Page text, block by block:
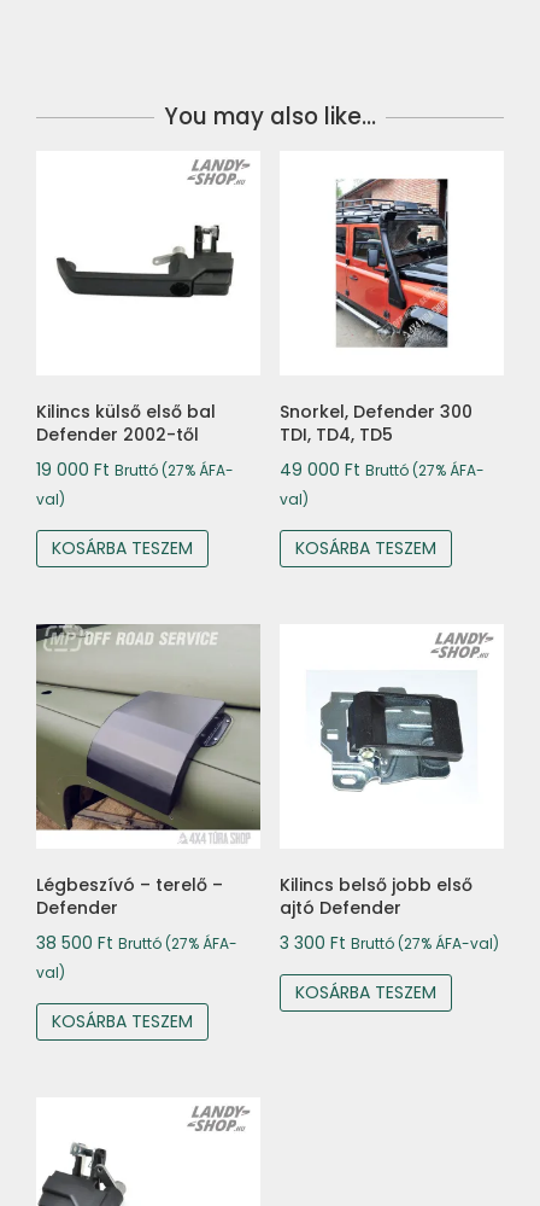
You may also like…
Kilincs külső első bal
Defender 2002-től
19 000 Ft Bruttó (27% ÁFA-
val)
KOSÁRBA TESZEM
Snorkel, Defender 300
TDI, TD4, TD5
49 000 Ft Bruttó (27% ÁFA-
val)
KOSÁRBA TESZEM
Légbeszívó – terelő –
Defender
38 500 Ft Bruttó (27% ÁFA-
val)
KOSÁRBA TESZEM
Kilincs belső jobb első
ajtó Defender
3 300 Ft Bruttó (27% ÁFA-val)
KOSÁRBA TESZEM